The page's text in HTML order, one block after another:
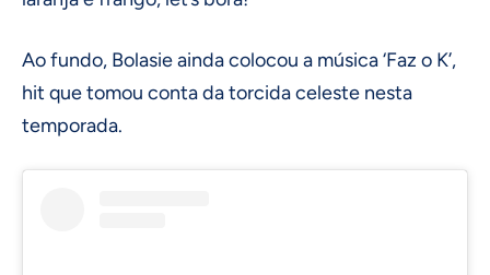
Ao fundo, Bolasie ainda colocou a música ‘Faz o K’,
hit que tomou conta da torcida celeste nesta
temporada.